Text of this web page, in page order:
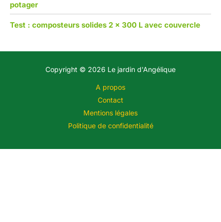
potager
Test : composteurs solides 2 x 300 L avec couvercle
Copyright © 2026 Le jardin d'Angélique
A propos
Contact
Mentions légales
Politique de confidentialité